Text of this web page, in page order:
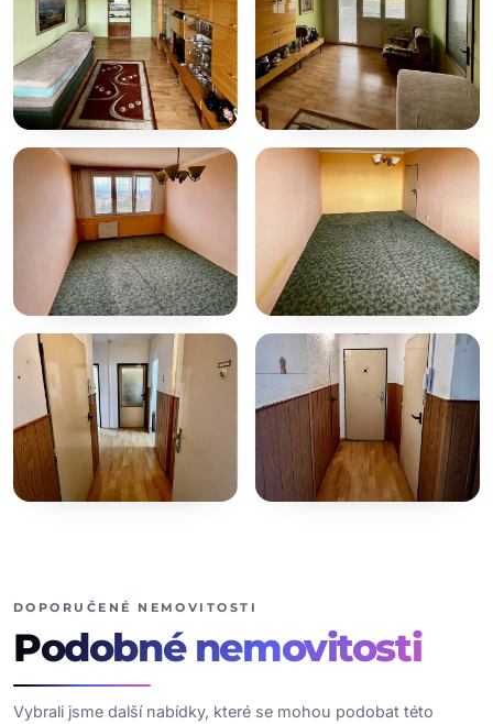
DOPORUČENÉ NEMOVITOSTI
Podobné nemovitosti
Vybrali jsme další nabídky, které se mohou podobat této